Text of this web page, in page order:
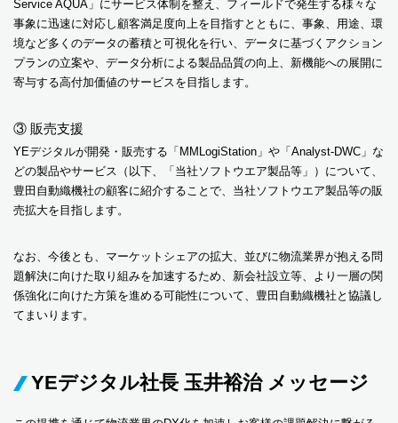
Service AQUA」にサービス体制を整え、フィールドで発生する様々な
事象に迅速に対応し顧客満足度向上を目指すとともに、事象、用途、環
境など多くのデータの蓄積と可視化を行い、データに基づくアクション
プランの立案や、データ分析による製品品質の向上、新機能への展開に
寄与する高付加価値のサービスを目指します。
③ 販売支援
YEデジタルが開発・販売する「MMLogiStation」や「Analyst-DWC」な
どの製品やサービス（以下、「当社ソフトウエア製品等」）について、
豊田自動織機社の顧客に紹介することで、当社ソフトウエア製品等の販
売拡大を目指します。
なお、今後とも、マーケットシェアの拡大、並びに物流業界が抱える問
題解決に向けた取り組みを加速するため、新会社設立等、より一層の関
係強化に向けた方策を進める可能性について、豊田自動織機社と協議し
てまいります。
YEデジタル社長 玉井裕治 メッセージ